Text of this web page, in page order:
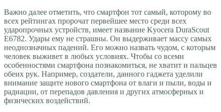
Важно далее отметить, что смартфон тот самый, которому во
всех рейтингах пророчат первейшее место среди всех
ударопрочных устройств, имеет название Kyocera DuraScout
E6782. Удары ему не страшны. Он выдерживает массу самых
неоднозначных падений. Его можно назвать чудом, с которым
человек выживет в любых условиях. Чтобы со всеми
особенностями смартфона познакомиться, не хватит и пальцев
обеих рук. Например, создатели, данного гаджета уделили
внимание защите нового смартфона от влаги и пыли, воды и
радиации, от перепадов давления и других атмосферных и
физических воздействий.